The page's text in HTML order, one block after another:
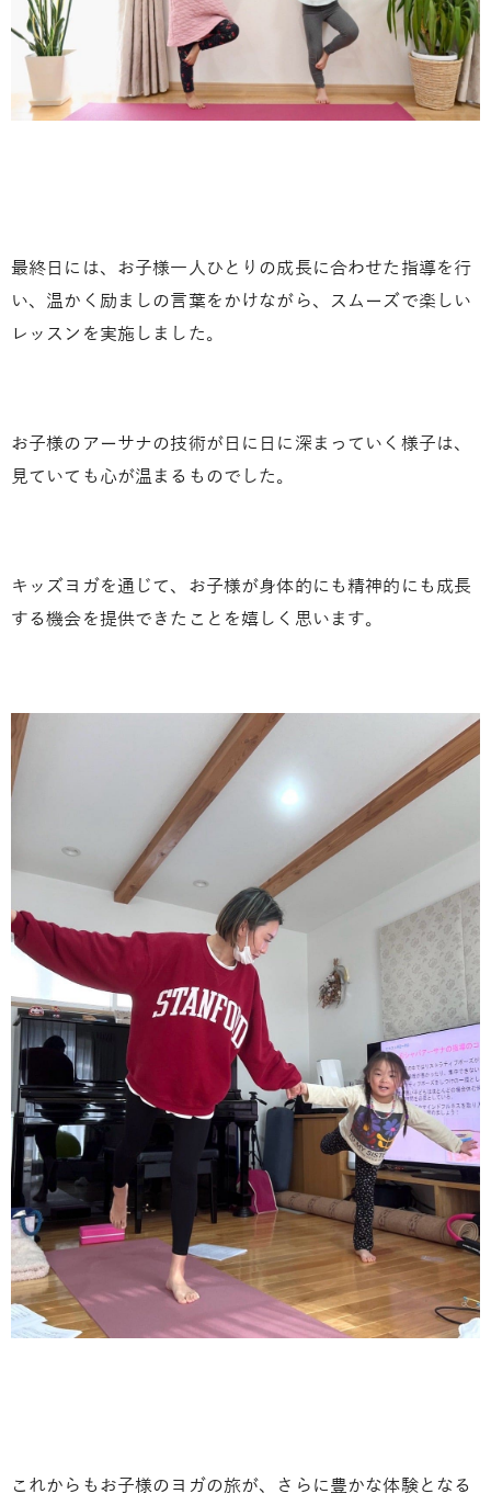
最終日には、お子様一人ひとりの成長に合わせた指導を行
い、温かく励ましの言葉をかけながら、スムーズで楽しい
レッスンを実施しました。
お子様のアーサナの技術が日に日に深まっていく様子は、
見ていても心が温まるものでした。
キッズヨガを通じて、お子様が身体的にも精神的にも成長
する機会を提供できたことを嬉しく思います。
これからもお子様のヨガの旅が、さらに豊かな体験となる